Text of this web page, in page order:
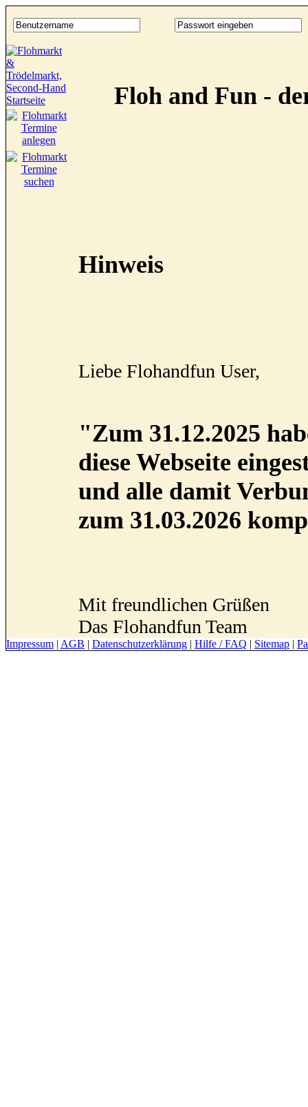
Floh and Fun -
Hinweis
Liebe Flohandfun User,
"Zum 31.12.2025
diese Webseite
und alle damit
zum 31.03.2026
Mit freundlichen Grüßen
Das Flohandfun Team
Impressum | AGB | Datenschutzerklärung | Hilfe / FAQ | Sitemap |